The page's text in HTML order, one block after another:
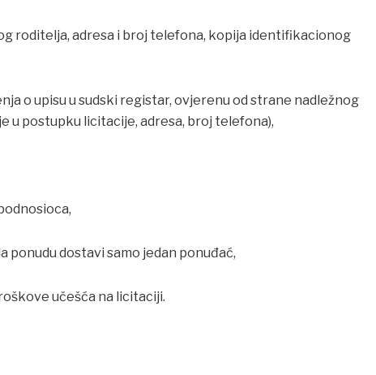
roditelja, adresa i broj telefona, kopija identifikacionog
o upisu u sudski registar, ovjerenu od strane nadležnog
u postupku licitacije, adresa, broj telefona),
ponudu dostavi samo jedan ponuđać,
učešća na licitaciji.